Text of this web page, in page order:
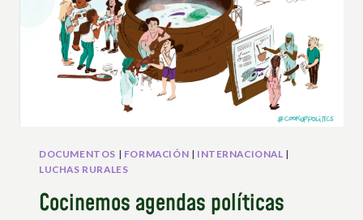
DOCUMENTOS | FORMACIÓN | INTERNACIONAL |
LUCHAS RURALES
Cocinemos agendas políticas